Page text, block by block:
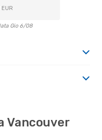
EUR
Gio 6/08
Vancouver